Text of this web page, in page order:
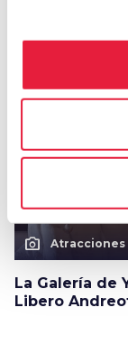
Otras
photo_camera Atracciones
La Galería de
Libero